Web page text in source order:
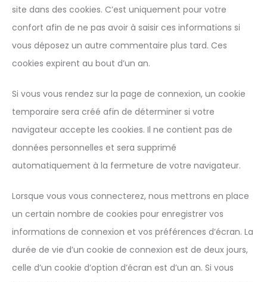
site dans des cookies. C’est uniquement pour votre
confort afin de ne pas avoir à saisir ces informations si
vous déposez un autre commentaire plus tard. Ces
cookies expirent au bout d’un an.
Si vous vous rendez sur la page de connexion, un cookie
temporaire sera créé afin de déterminer si votre
navigateur accepte les cookies. Il ne contient pas de
données personnelles et sera supprimé
automatiquement à la fermeture de votre navigateur.
Lorsque vous vous connecterez, nous mettrons en place
un certain nombre de cookies pour enregistrer vos
informations de connexion et vos préférences d’écran. La
durée de vie d’un cookie de connexion est de deux jours,
celle d’un cookie d’option d’écran est d’un an. Si vous